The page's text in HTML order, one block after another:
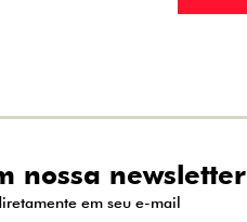
nossa newsletter
em seu e-mail